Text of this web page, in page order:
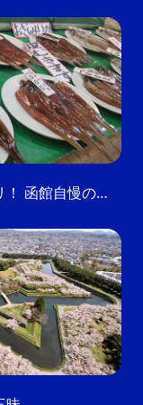
透明でコリッコリ！ 函館自慢のいかをどうぞ